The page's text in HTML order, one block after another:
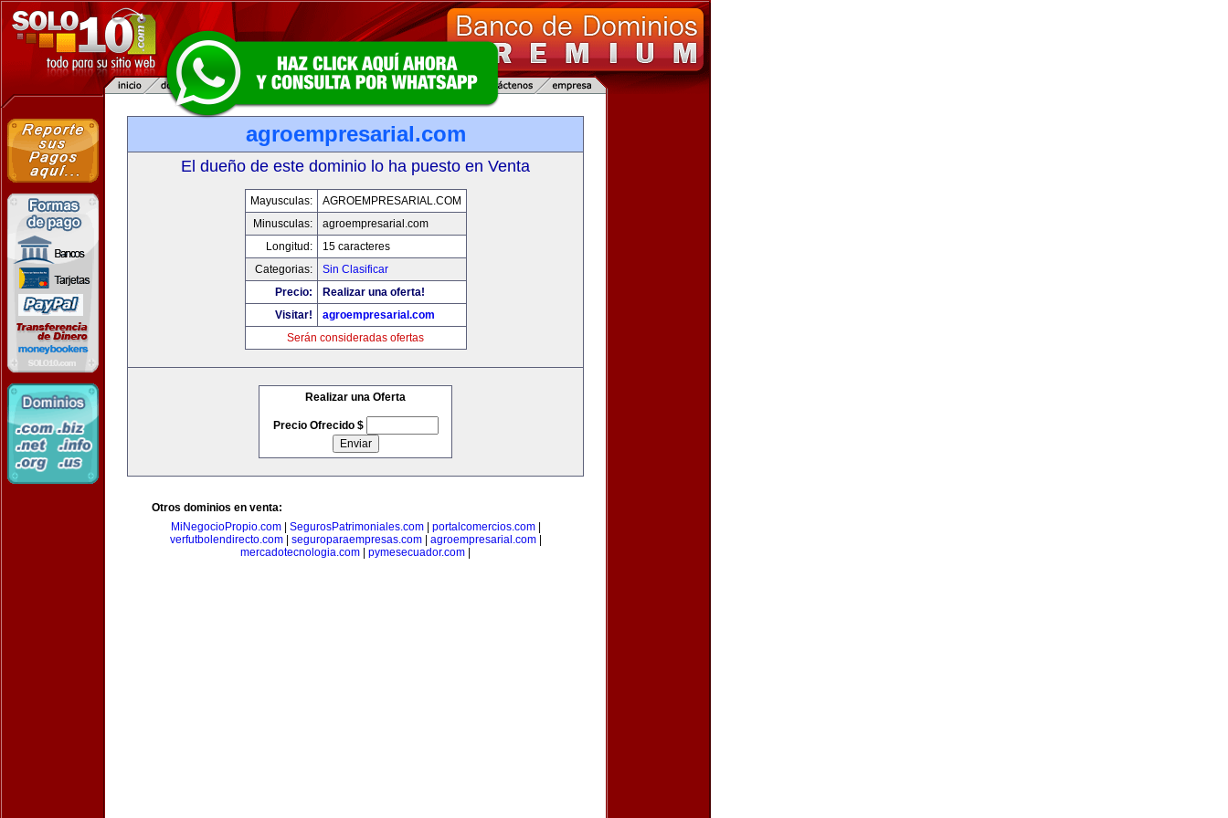
agroempresarial.com
El dueño de este dominio lo ha puesto en Venta
Mayusculas:
AGROEMPRESARIAL.COM
Minusculas:
agroempresarial.com
Longitud:
15 caracteres
Categorias:
Sin Clasificar
Precio:
Realizar una oferta!
Visitar!
agroempresarial.com
Serán consideradas ofertas
Realizar una Oferta
Precio Ofrecido $
Otros dominios en venta:
MiNegocioPropio.com| SegurosPatrimoniales.com| portalcomercios.com|
verfutbolendirecto.com| seguroparaempresas.com| agroempresarial.com|
mercadotecnologia.com
pymesecuador.com